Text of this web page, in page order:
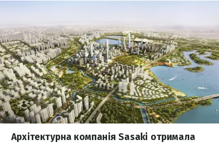
Архітектурна компанія Sasaki отримала